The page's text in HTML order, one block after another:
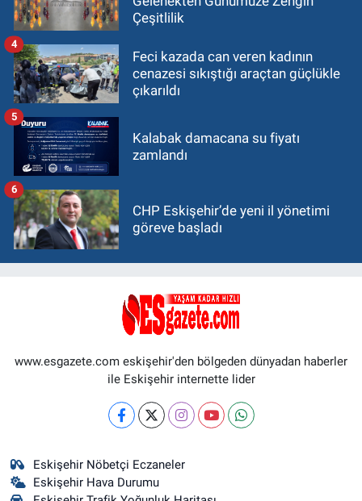
Çeşitlilik
Feci kazada can veren kadının
cenazesi sıkıştığı araçtan güçlükle
çıkarıldı
4
Kalabak damacana su fiyatı
zamlandı
5
CHP Eskişehir’de yeni il yönetimi
göreve başladı
6
www.esgazete.com eskişehir'den bölgeden dünyadan haberler
ile Eskişehir internette lider
Eskişehir Nöbetçi Eczaneler
Eskişehir Hava Durumu